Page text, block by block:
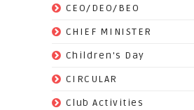
CEO/DEO/BEO
CHIEF MINISTER
Children's Day
CIRCULAR
Club Activities